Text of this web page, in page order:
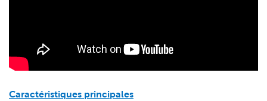
Caractéristiques principales